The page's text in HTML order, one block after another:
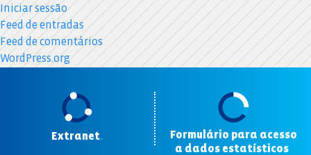
Iniciar sessão
Feed de entradas
Feed de comentários
WordPress.org
Extranet.
Formulário para acesso
a dados estatísticos